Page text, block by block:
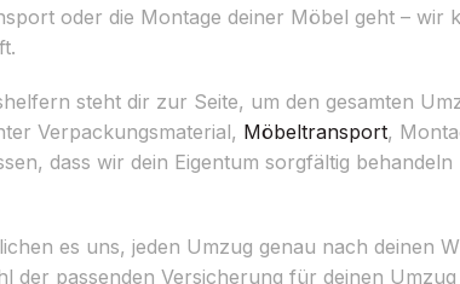
oder die Montage deiner Möbel geht – wir
steht dir zur Seite, um den gesamten
Verpackungsmaterial, Möbeltransport,
dass wir dein Eigentum sorgfältig
es uns, jeden Umzug genau nach deinen
der passenden Versicherung für deinen